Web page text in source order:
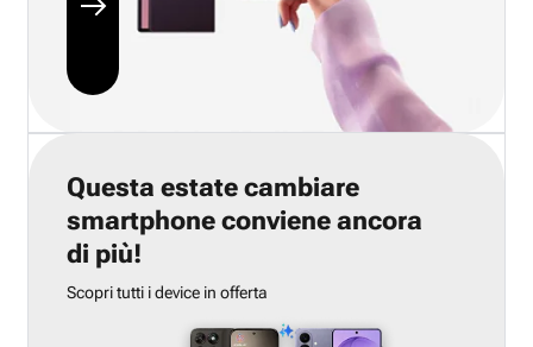
Questa estate cambiare
smartphone conviene ancora
di più!
Scopri tutti i device in offerta